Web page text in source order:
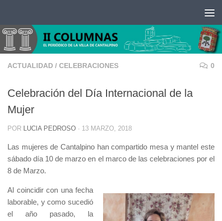
ACTUALIDAD / CELEBRACIONES 0
Celebración del Día Internacional de la
Mujer
POR LUCIA PEDROSO · 13 MARZO, 2018
Las mujeres de Cantalpino han compartido mesa y mantel este
sábado día 10 de marzo en el marco de las celebraciones por el
8 de Marzo.
Al coincidir con una fecha
laborable, y como sucedió
el año pasado, la